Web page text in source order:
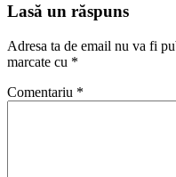
Lasă un răspuns
Adresa ta de email nu va fi
marcate cu *
Comentariu *